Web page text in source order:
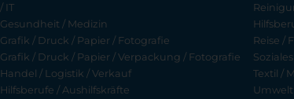
/ IT
Gesundheit / Medizin
Grafik / Druck / Papier / Fotografie
Grafik / Druck / Papier / Verpackung / Fotografie
Handel / Logistik / Verkauf
Hilfsberufe / Aushilfskräfte
Reise /
Textil /
Umwelt